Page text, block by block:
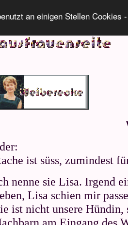
an einigen Stellen
ist süss, zumindest
nenne sie Lisa. Irgend
Lisa schien mir
ist nicht unsere